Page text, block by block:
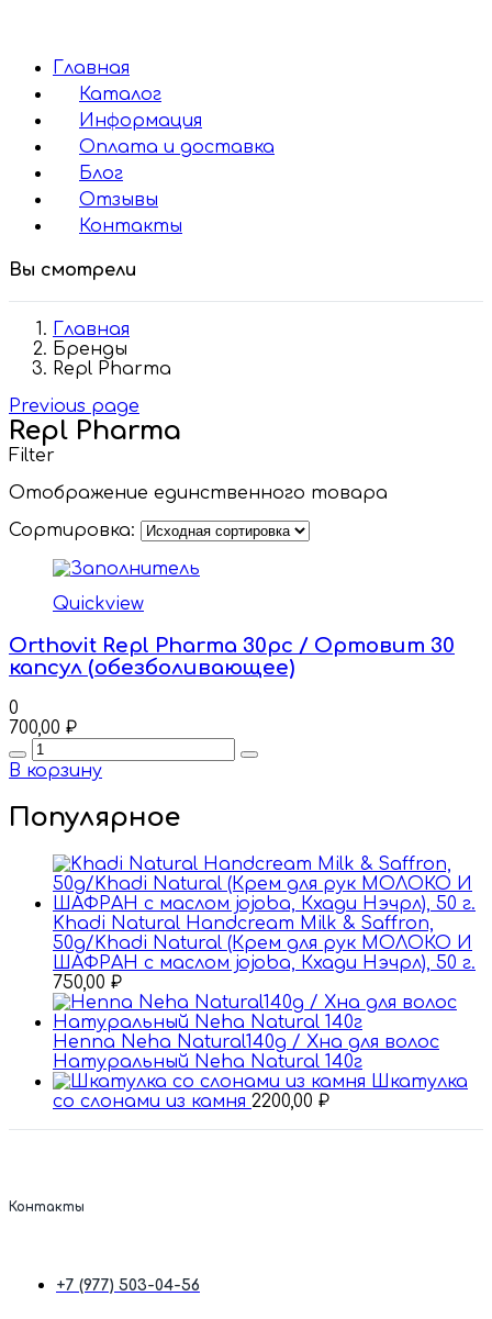
Главная
Каталог
Информация
Оплата и доставка
Блог
Отзывы
Контакты
Вы смотрели
Главная
Бренды
Repl Pharma
Previous page
Repl Pharma
Filter
Отображение единственного товара
Сортировка:
Quickview
Orthovit Repl Pharma 30pc / Ортовит 30
капсул (обезболивающее)
0
700,00 ₽
Quantity
В корзину
Популярное
Khadi Natural Handcream Milk & Saffron,
50g/Khadi Natural (Крем для рук МОЛОКО И
ШАФРАН с маслом jojoba, Кхади Нэчрл), 50 г.
750,00 ₽
Henna Neha Natural140g / Хна для волос
Натуральный Nehа Natural 140г
Шкатулка
со слонами из камня 2200,00 ₽
Контакты
+7 (977) 503-04-56